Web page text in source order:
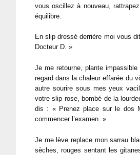
vous oscillez à nouveau,
équilibre.
En slip dressé derrière moi vous
Docteur D. »
Je me retourne, plante
regard dans la chaleur effarée du
autre sourire sous mes yeux
votre slip rose, bombé de la
dis : « Prenez place sur le dos
commencer l’examen. »
Je me lève replace mon sarrau
sèches, rouges sentant les